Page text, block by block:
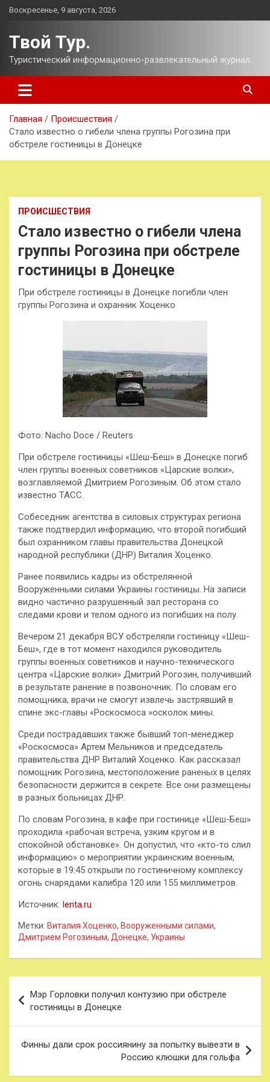
Перейти
Воскресенье, 9 августа, 2026
Твой Тур.
Туристический информационно-развлекательный журнал.
Главная
Происшествия
Стало известно о гибели члена группы Рогозина при
обстреле гостиницы в Донецке
ПРОИСШЕСТВИЯ
Стало известно о гибели члена
группы Рогозина при обстреле
гостиницы в Донецке
При обстреле гостиницы в Донецке погибли член
группы Рогозина и охранник Хоценко
Фото: Nacho Doce / Reuters
При обстреле гостиницы «Шеш-Беш» в Донецке погиб
член группы военных советников «Царские волки»,
возглавляемой Дмитрием Рогозиным. Об этом стало
известно ТАСС.
Собеседник агентства в силовых структурах региона
также подтвердил информацию, что второй погибший
был охранником главы правительства Донецкой
народной республики (ДНР) Виталия Хоценко.
Ранее появились кадры из обстрелянной
Вооруженными силами Украины гостиницы. На записи
видно частично разрушенный зал ресторана со
следами крови и телом одного из погибших на полу.
Вечером 21 декабря ВСУ обстреляли гостиницу «Шеш-
Беш», где в тот момент находился руководитель
группы военных советников и научно-технического
центра «Царские волки» Дмитрий Рогозин, получивший
в результате ранение в позвоночник. По словам его
помощника, врачи не смогут извлечь застрявший в
спине экс-главы «Роскосмоса »осколок мины.
Среди пострадавших также бывший топ-менеджер
«Роскосмоса» Артем Мельников и председатель
правительства ДНР Виталий Хоценко. Как рассказал
помощник Рогозина, местоположение раненых в целях
безопасности держится в секрете. Все они размещены
в разных больницах ДНР.
По словам Рогозина, в кафе при гостинице «Шеш-Беш»
проходила «рабочая встреча, узким кругом и в
спокойной обстановке». Он допустил, что «кто-то слил
информацию» о мероприятии украинским военным,
которые в 19:45 открыли по гостиничному комплексу
огонь снарядами калибра 120 или 155 миллиметров.
Источник: lenta.ru
Метки: Виталия Хоценко, Вооруженными силами,
Дмитрием Рогозиным, Донецке, Украины
по
записям
Мэр Горловки получил контузию при обстреле
гостиницы в Донецке
Финны дали срок россиянину за попытку вывезти в
Россию клюшки для гольфа